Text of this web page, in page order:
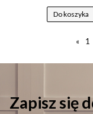
Do koszyka
« 1
Zapisz się